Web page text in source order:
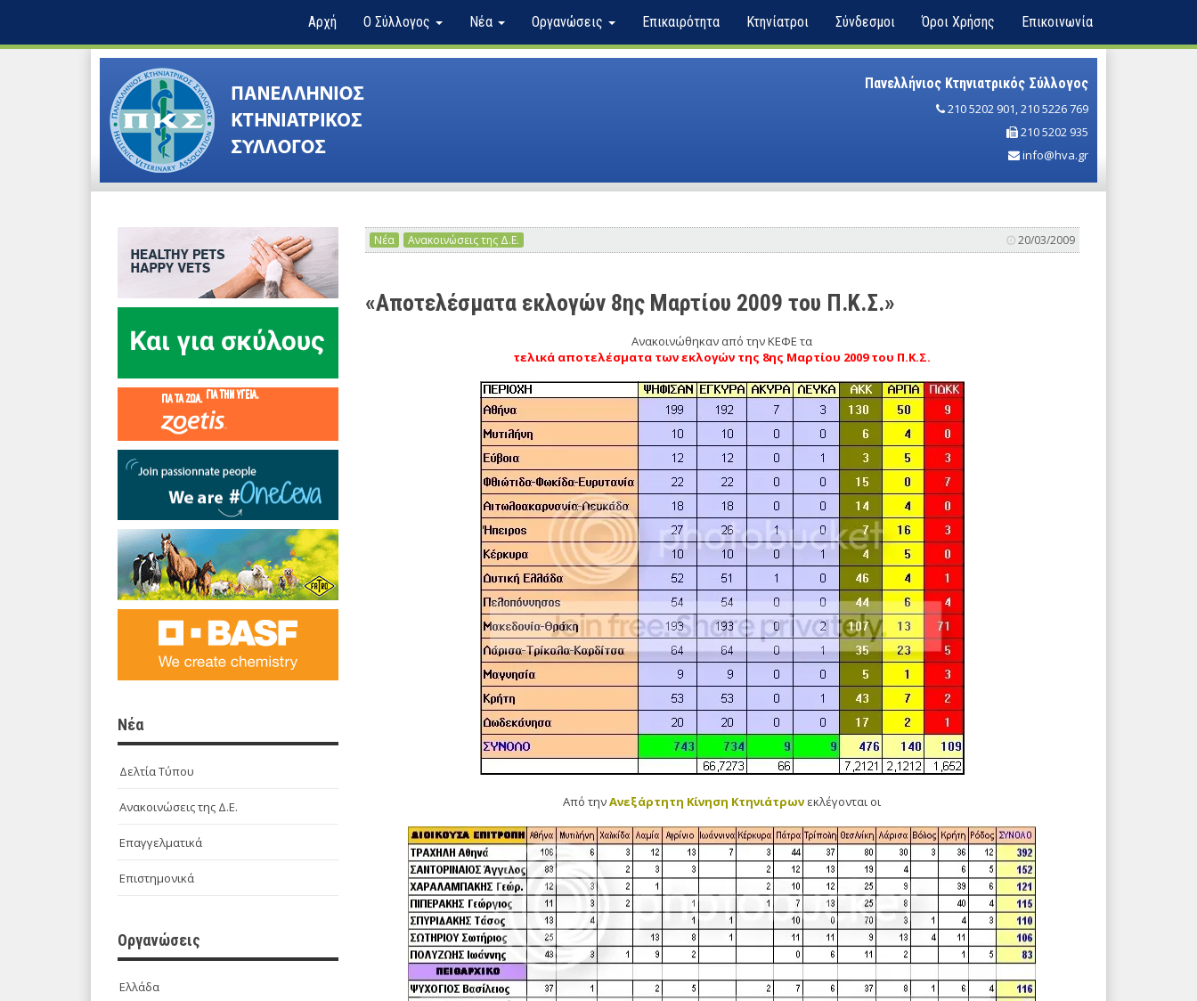
Αρχή Ο Σύλλογος Νέα Οργανώσεις Επικαιρότητα Κτηνίατροι Σύνδεσμοι Όροι Χρήσης Επικοινωνία
Πανελλήνιος Κτηνιατρικός Σύλλογος
210 5202 901,210 5226 769
210 5202 935
info@hva.gr
Νέα
Δελτία Τύπου
Ανακοινώσεις της Δ.Ε.
Επαγγελματικά
Επιστημονικά
Οργανώσεις
Ελλάδα
Νέα Ανακοινώσεις της Δ.Ε. 20/03/2009
«Αποτελέσματα εκλογών 8ης Μαρτίου 2009 του Π.Κ.Σ.»
Ανακοινώθηκαν από την ΚΕΦΕ τα
τελικά αποτελέσματα των εκλογών της 8ης Μαρτίου 2009 του Π.Κ.Σ.
Από τηνΑνεξάρτητη Κίνηση Κτηνιάτρων εκλέγονται οι